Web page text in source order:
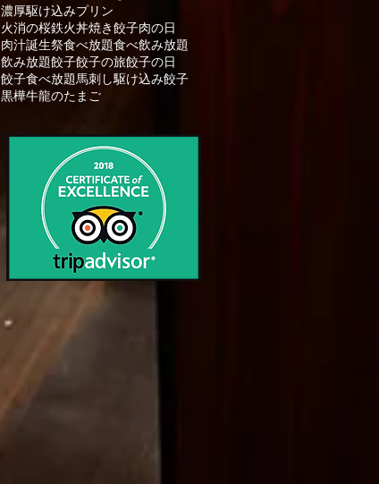
濃厚駆け込みプリン
火消の桜鉄火丼焼き餃子肉の日
肉汁誕生祭食べ放題食べ飲み放題
飲み放題餃子餃子の旅餃子の日
餃子食べ放題馬刺し駆け込み餃子
黒樺牛龍のたまご